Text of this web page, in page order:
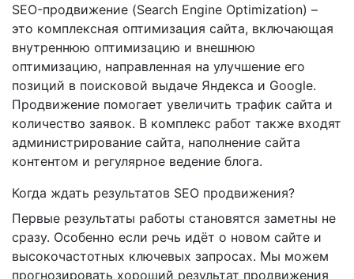
SEO-продвижение (Search Engine Optimization) –
это комплексная оптимизация сайта, включающая
внутреннюю оптимизацию и внешнюю
оптимизацию, направленная на улучшение его
позиций в поисковой выдаче Яндекса и Google.
Продвижение помогает увеличить трафик сайта и
количество заявок. В комплекс работ также входят
администрирование сайта, наполнение сайта
контентом и регулярное ведение блога.
Когда ждать результатов SEO продвижения?
Первые результаты работы становятся заметны не
сразу. Особенно если речь идёт о новом сайте и
высокочастотных ключевых запросах. Мы можем
прогнозировать хороший результат продвижения